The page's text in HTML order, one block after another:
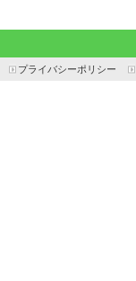
プライバシーポリシー